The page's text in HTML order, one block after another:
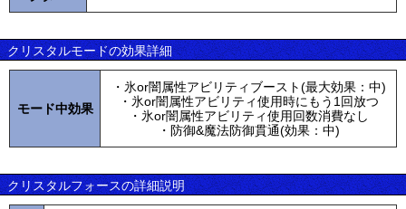
クリスタルモードの効果詳細
モード中効果
・氷or闇属性アビリティブースト(最大効果：中)
・氷or闇属性アビリティ使用時にもう1回放つ
・氷or闇属性アビリティ使用回数消費なし
・防御&魔法防御貫通(効果：中)
クリスタルフォースの詳細説明